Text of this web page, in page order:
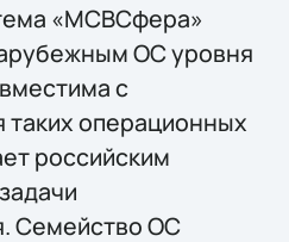
«МСВСфера»
ОС уровня
с
операционных
российским
Семейство ОС